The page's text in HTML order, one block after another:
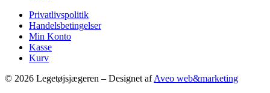
Privatlivspolitik
Handelsbetingelser
Min Konto
Kasse
Kurv
© 2026 Legetøjsjægeren – Designet afAveo web&marketing